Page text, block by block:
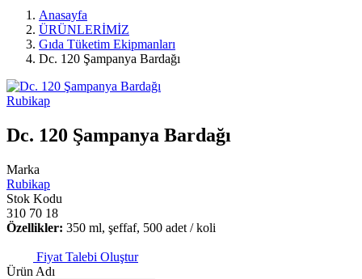
Anasayfa
ÜRÜNLERİMİZ
Gıda Tüketim Ekipmanları
Dc. 120 Şampanya Bardağı
Rubikap
Dc. 120 Şampanya Bardağı
Marka
Rubikap
Stok Kodu
310 70 18
Özellikler: 350 ml, şeffaf, 500 adet / koli
Fiyat Talebi Oluştur
Ürün Adı